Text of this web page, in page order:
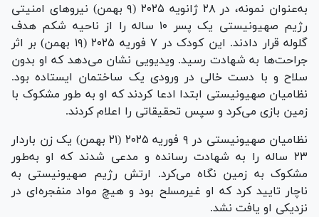
به‌عنوان نمونه، در ۲۸ ژانویه ۲۰۲۵ (۹ بهمن) نیرو‌های امنیتی
رژیم صهیونیستی یک پسر ۱۰ ساله را از ناحیه شکم هدف
گلوله قرار دادند. این کودک در ۷ فوریه ۲۰۲۵ (۱۹ بهمن) بر اثر
جراحت‌ها به شهادت رسید. ویدیویی نشان می‌دهد که او بدون
سلاح و با دست خالی در ورودی یک ساختمان ایستاده بود.
نظامیان صهیونیستی ابتدا ادعا کردند که او به طور مشکوک با
زمین بازی می‌کرد و سپس تحقیقاتی را اعلام کردند.
نظامیان صهیونیستی در ۹ فوریه ۲۰۲۵ (۲۱ بهمن) یک زن باردار
۲۳ ساله را به شهادت رسانده و مدعی شدند که او به‌طور
مشکوک به زمین نگاه می‌کرد. ارتش رژیم صهیونیستی به
ناچار تایید کرد که او غیرمسلح بود و هیچ مواد منفجره‌ای در
نزدیکی او یافت نشد.